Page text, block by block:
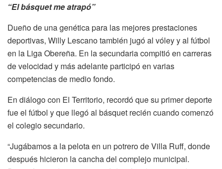
“El básquet me atrapó”
Dueño de una genética para las mejores prestaciones
deportivas, Willy Lescano también jugó al vóley y al fútbol
en la Liga Obereña. En la secundaria compitió en carreras
de velocidad y más adelante participó en varias
competencias de medio fondo.
En diálogo con El Territorio, recordó que su primer deporte
fue el fútbol y que llegó al básquet recién cuando comenzó
el colegio secundario.
“Jugábamos a la pelota en un potrero de Villa Ruff, donde
después hicieron la cancha del complejo municipal.